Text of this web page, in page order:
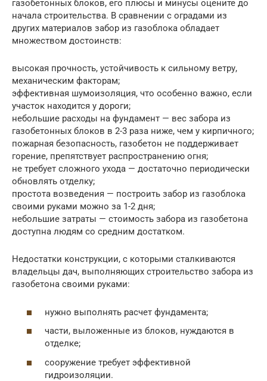
газобетонных блоков, его плюсы и минусы оцените до
начала строительства. В сравнении с оградами из
других материалов забор из газоблока обладает
множеством достоинств:
высокая прочность, устойчивость к сильному ветру,
механическим факторам;
эффективная шумоизоляция, что особенно важно, если
участок находится у дороги;
небольшие расходы на фундамент — вес забора из
газобетонных блоков в 2-3 раза ниже, чем у кирпичного;
пожарная безопасность, газобетон не поддерживает
горение, препятствует распространению огня;
не требует сложного ухода — достаточно периодически
обновлять отделку;
простота возведения — построить забор из газоблока
своими руками можно за 1-2 дня;
небольшие затраты — стоимость забора из газобетона
доступна людям со средним достатком.
Недостатки конструкции, с которыми сталкиваются
владельцы дач, выполняющих строительство забора из
газобетона своими руками:
нужно выполнять расчет фундамента;
части, выложенные из блоков, нуждаются в
отделке;
сооружение требует эффективной
гидроизоляции.